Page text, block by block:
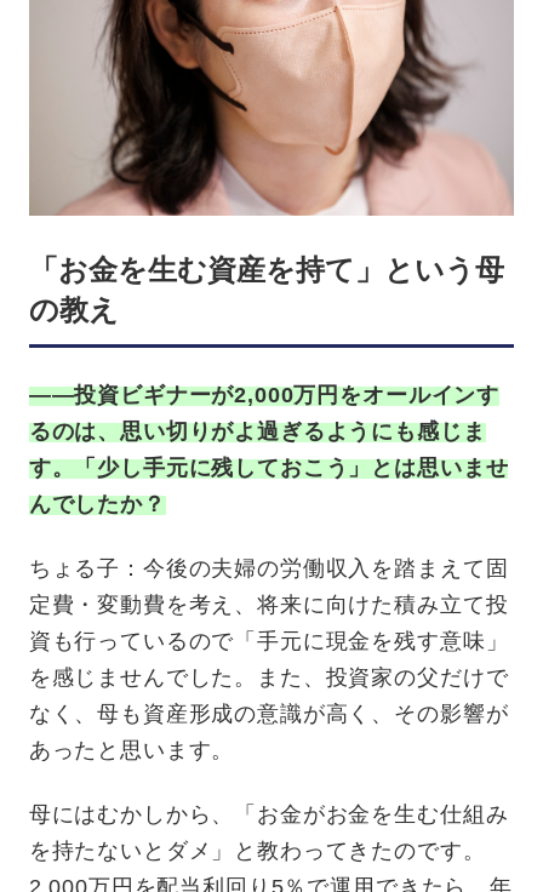
「お金を生む資産を持て」という母
の教え
——投資ビギナーが2,000万円をオールインす
るのは、思い切りがよ過ぎるようにも感じま
す。「少し手元に残しておこう」とは思いませ
んでしたか？
ちょる子：今後の夫婦の労働収入を踏まえて固
定費・変動費を考え、将来に向けた積み立て投
資も行っているので「手元に現金を残す意味」
を感じませんでした。また、投資家の父だけで
なく、母も資産形成の意識が高く、その影響が
あったと思います。
母にはむかしから、「お金がお金を生む仕組み
を持たないとダメ」と教わってきたのです。
2,000万円を配当利回り5％で運用できたら、年